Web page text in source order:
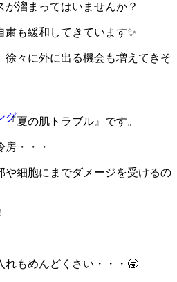
グ
溜まってはいませんか？
も緩和してきています✨
徐々に外に出る機会も増えてきそ
夏の肌トラブル』です。
・・・
や細胞にまでダメージを受けるの
れもめんどくさい・・・🥱